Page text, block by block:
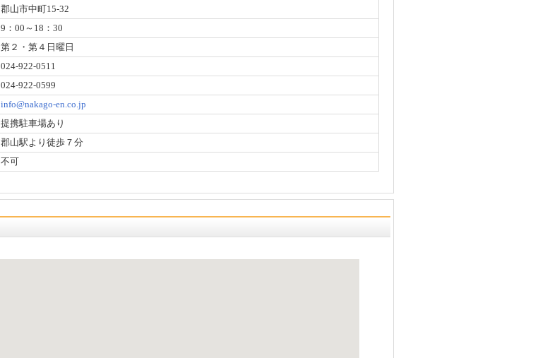
郡山市中町15-32
9：00～18：30
第２・第４日曜日
024-922-0511
024-922-0599
info@nakago-en.co.jp
提携駐車場あり
郡山駅より徒歩７分
不可